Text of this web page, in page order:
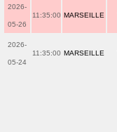
2026-
05-26
11:35:00 MARSEILLE
2026-
05-24
11:35:00 MARSEILLE